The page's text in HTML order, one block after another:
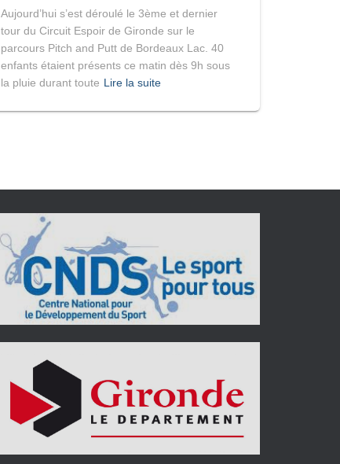
Aujourd’hui s’est déroulé le 3ème et dernier
tour du Circuit Espoir de Gironde sur le
parcours Pitch and Putt de Bordeaux Lac. 40
enfants étaient présents ce matin dès 9h sous
la pluie durant toute Lire la suite